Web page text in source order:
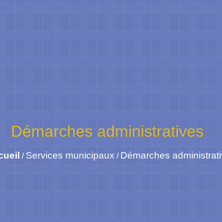
Démarches administratives
/ Services municipaux / Démarches